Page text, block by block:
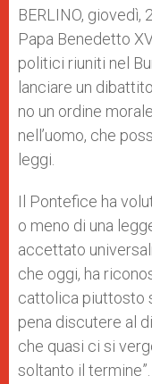
p
p
g
e
r
o
k
r
BERLINO, giovedì,
Papa Benedetto
politici riuniti nel
lanciare un
no un ordine
nell’uomo, che
leggi.
Il Pontefice ha
o meno di una
accettato
che oggi, ha
cattolica piuttosto
pena discutere al
che quasi ci si
soltanto il termine”.